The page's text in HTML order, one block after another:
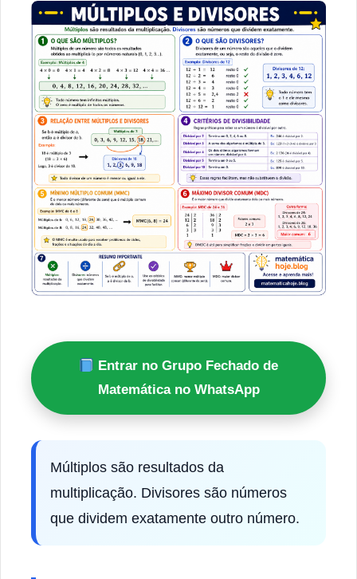
Entrar no Grupo Fechado de
Matemática no WhatsApp
Múltiplos são resultados da
multiplicação. Divisores são números
que dividem exatamente outro número.